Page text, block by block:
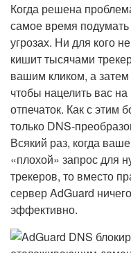
Когда решена
самое время
угрозах. Ни для кого
кишит тысячами
вашим кликом, а
чтобы нацелить вас
отпечаток. Как с этим
только DNS-
Всякий раз, когда
«плохой» запрос для
трекеров, то вместо
сервер AdGuard
эффективно.